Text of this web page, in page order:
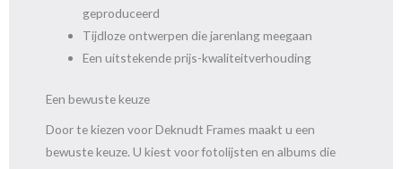
geproduceerd
Tijdloze ontwerpen die jarenlang meegaan
Een uitstekende prijs-kwaliteitverhouding
Een bewuste keuze
Door te kiezen voor Deknudt Frames maakt u een
bewuste keuze. U kiest voor fotolijsten en albums die